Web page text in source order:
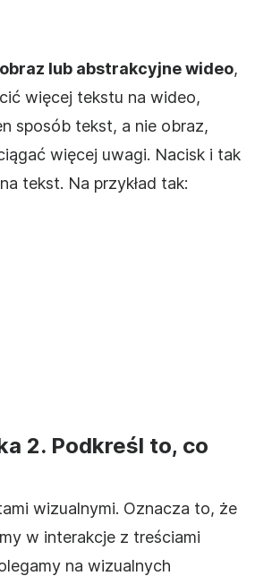
obraz lub abstrakcyjnewideo,
więcej tekstu na wideo,
sposób tekst, a nie obraz,
więcej uwagi. Nacisk i tak
tekst. Na przykład tak:
2. Podkreśl to, co
wizualnymi. Oznacza to, że
w interakcje z treściami
na wizualnych